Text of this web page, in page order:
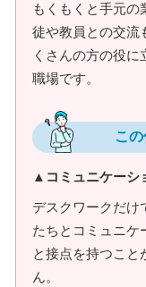
もくもくと手元
徒や教員との交流
くさんの方の役
職場です。
こ
▲コミュニケーシ
デスクワークだけ
たちとコミュニケ
と接点を持つこと
ん。